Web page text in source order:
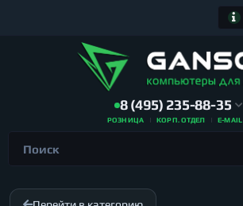
8 (495) 235-88-35
РОЗНИЦА КОРП. ОТДЕЛ E-MAIL